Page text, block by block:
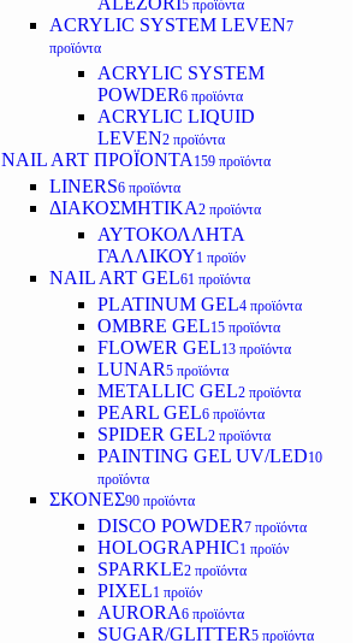
5 προϊόντα
ACRYLIC SYSTEM LEVEN7
προϊόντα
ACRYLIC SYSTEM
POWDER6 προϊόντα
ACRYLIC LIQUID
LEVEN2 προϊόντα
NAIL ART ΠΡΟΪΟΝΤΑ 159 προϊόντα
LINERS6 προϊόντα
ΔΙΑΚΟΣΜΗΤΙΚΑ2 προϊόντα
ΑΥΤΟΚΟΛΛΗΤΑ
ΓΑΛΛΙΚΟΥ1 προϊόν
NAIL ART GEL61 προϊόντα
PLATINUM GEL4 προϊόντα
OMBRE GEL15 προϊόντα
FLOWER GEL13 προϊόντα
LUNAR5 προϊόντα
METALLIC GEL2 προϊόντα
PEARL GEL6 προϊόντα
SPIDER GEL2 προϊόντα
PAINTING GEL UV/LED10
προϊόντα
ΣΚΟΝΕΣ90 προϊόντα
DISCO POWDER7 προϊόντα
HOLOGRAPHIC1 προϊόν
SPARKLE2 προϊόντα
PIXEL1 προϊόν
AURORA6 προϊόντα
SUGAR/GLITTER5 προϊόντα